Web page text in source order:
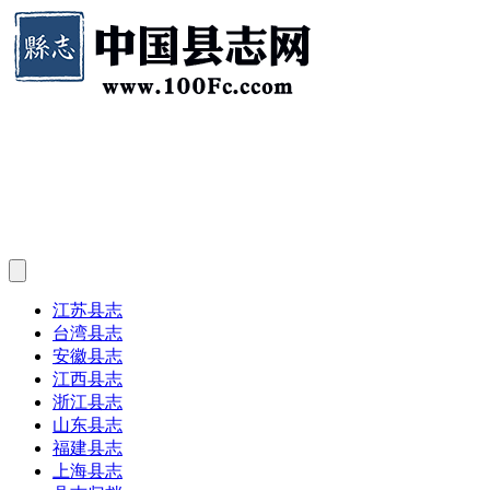
江苏县志
台湾县志
安徽县志
江西县志
浙江县志
山东县志
福建县志
上海县志